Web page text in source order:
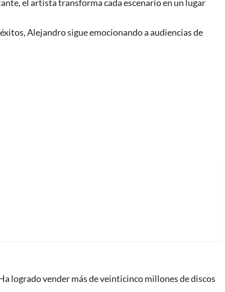
el artista transforma cada escenario en un lugar
Alejandro sigue emocionando a audiencias de
logrado vender más de veinticinco millones de discos